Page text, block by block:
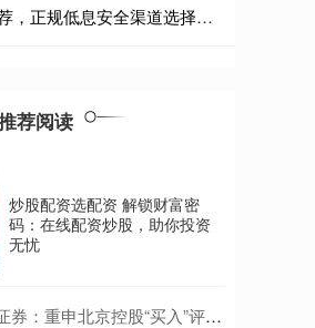
免费股票配资平台推荐，正规低息安全渠道选择指南
荐阅读
炒股配资选配资 解锁财富密
码：在线配资炒股，助你投资
无忧
京控股“买入”评级 目标价下调至32港元